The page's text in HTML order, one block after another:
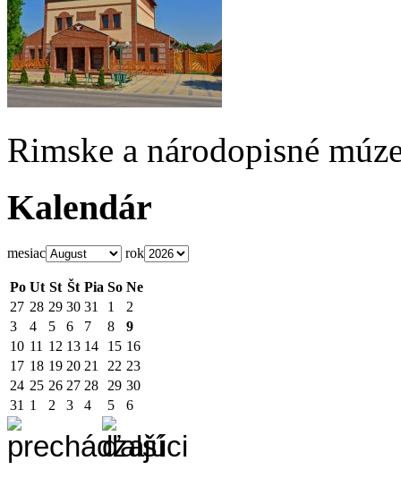
Rimske a národopisné
Kalendár
mesiac rok
Po Ut St Št Pia So Ne
27 28 29 30 31 1
2
3
4 5 6 7 8
9
10 11 12 13 14 15 16
17 18 19 20 21 22 23
24 25 26 27 28 29 30
31 1 2 3 4 5 6